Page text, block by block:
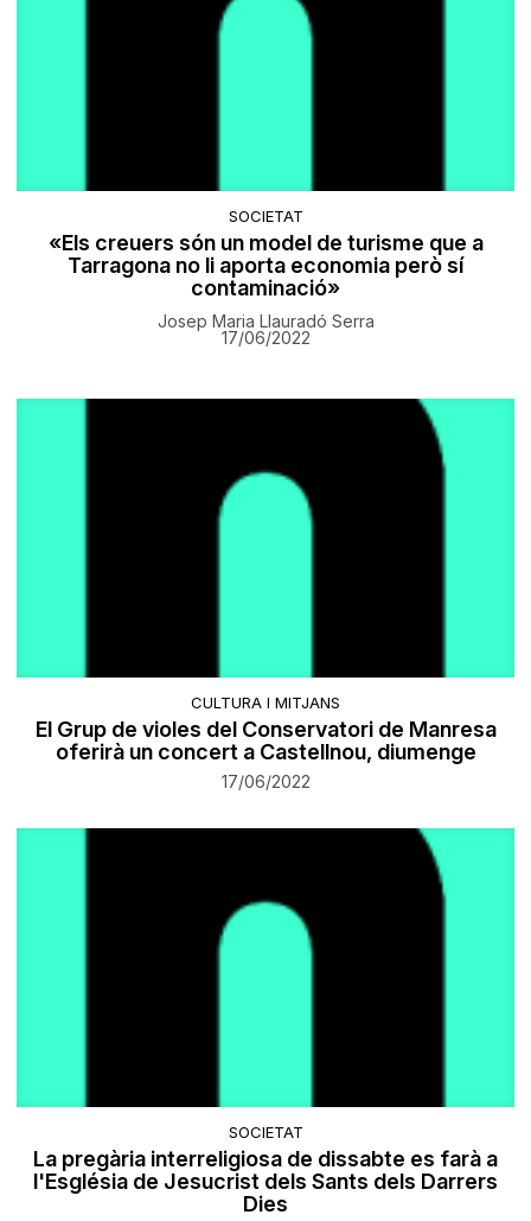
SOCIETAT
«Els creuers són un model de turisme que a
Tarragona no li aporta economia però sí
contaminació»
Josep Maria Llauradó Serra
17/06/2022
CULTURA I MITJANS
El Grup de violes del Conservatori de Manresa
oferirà un concert a Castellnou, diumenge
17/06/2022
SOCIETAT
La pregària interreligiosa de dissabte es farà a
l'Església de Jesucrist dels Sants dels Darrers
Dies